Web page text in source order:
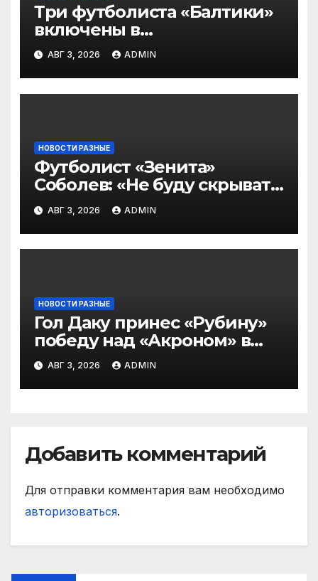
Три футболиста «Балтики»
включены в
символическую сборную
2‑го тура РПЛ по версии
подписчиков МАТЧ
ПРЕМЬЕР
АВГ 3, 2026 ADMIN
НОВОСТИ РАЗНЫЕ
Футболист «Зенита»
Соболев: «Не буду скрывать
— в Оренбурге всегда
тяжело играть»
АВГ 3, 2026 ADMIN
НОВОСТИ РАЗНЫЕ
Гол Даку принес «Рубину»
победу над «Акроном» в
матче РПЛ
АВГ 3, 2026 ADMIN
Добавить комментарий
Для отправки комментария вам необходимо
авторизоваться.